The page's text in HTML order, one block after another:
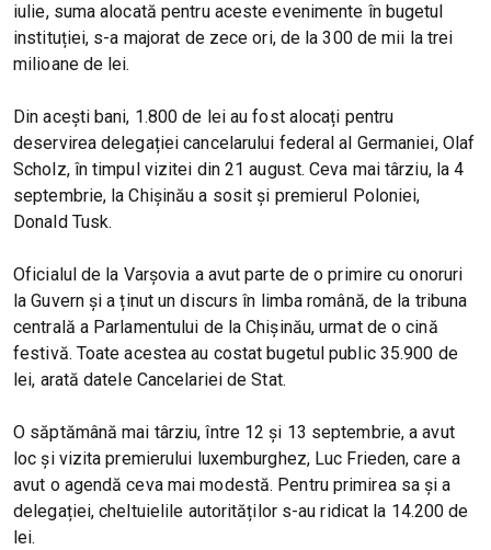
iulie, suma alocată pentru aceste evenimente în bugetul
instituției, s-a majorat de zece ori, de la 300 de mii la trei
milioane de lei.
Din acești bani, 1.800 de lei au fost alocați pentru
deservirea delegației cancelarului federal al Germaniei, Olaf
Scholz, în timpul vizitei din 21 august. Ceva mai târziu, la 4
septembrie, la Chișinău a sosit și premierul Poloniei,
Donald Tusk.
Oficialul de la Varșovia a avut parte de o primire cu onoruri
la Guvern și a ținut un discurs în limba română, de la tribuna
centrală a Parlamentului de la Chișinău, urmat de o cină
festivă. Toate acestea au costat bugetul public 35.900 de
lei, arată datele Cancelariei de Stat.
O săptămână mai târziu, între 12 și 13 septembrie, a avut
loc și vizita premierului luxemburghez, Luc Frieden, care a
avut o agendă ceva mai modestă. Pentru primirea sa și a
delegației, cheltuielile autorităților s-au ridicat la 14.200 de
lei.